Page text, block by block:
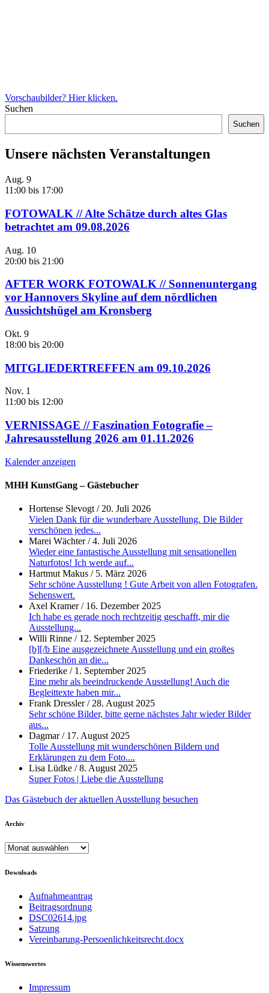
Vorschaubilder? Hier klicken.
Suchen
Suchen
Unsere nächsten Veranstaltungen
Aug. 9
11:00 bis 17:00
FOTOWALK // Alte Schätze durch altes Glas
betrachtet am 09.08.2026
Aug. 10
20:00 bis 21:00
AFTER WORK FOTOWALK // Sonnenuntergang
vor Hannovers Skyline auf dem nördlichen
Aussichtshügel am Kronsberg
Okt. 9
18:00 bis 20:00
MITGLIEDERTREFFEN am 09.10.2026
Nov. 1
11:00 bis 12:00
VERNISSAGE // Faszination Fotografie –
Jahresausstellung 2026 am 01.11.2026
Kalender anzeigen
MHH KunstGang – Gästebucher
Hortense Slevogt/20. Juli 2026
Vielen Dank für die wunderbare Ausstellung. Die Bilder
verschönen jedes...
Marei Wächter/4. Juli 2026
Wieder eine fantastische Ausstellung mit sensationellen
Naturfotos! Ich werde auf...
Hartmut Makus / 5. März 2026
Sehr schöne Ausstellung ! Gute Arbeit von allen Fotografen.
Sehenswert.
Axel Kramer/ 16. Dezember 2025
Ich habe es gerade noch rechtzeitig geschafft, mir die
Ausstellung...
Willi Rinne / 12. September 2025
[b][/b Eine ausgezeichnete Ausstellung und ein großes
Dankeschön an die...
Friederike / 1. September 2025
Eine mehr als beeindruckende Ausstellung! Auch die
Begleittexte haben mir...
Frank Dressler/28. August 2025
Sehr schöne Bilder, bitte gerne nächstes Jahr wieder Bilder
aus...
Dagmar/ 17. August 2025
Tolle Ausstellung mit wunderschönen Bildern und
Erklärungen zu dem Foto....
Lisa Lüdke /8. August 2025
Super Fotos | Liebe die Ausstellung
Das Gästebuch der aktuellen Ausstellung besuchen
Archiv
Archiv
Downloads
Aufnahmeantrag
Beitragsordnung
DSC02614.jpg
Satzung
Vereinbarung-Persoenlichkeitsrecht.docx
Wissenswertes
Impressum